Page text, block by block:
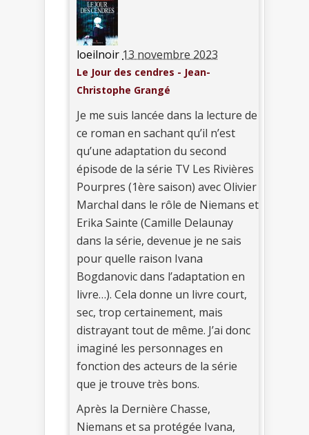
loeilnoir 13 novembre 2023
Le Jour des cendres - Jean-
Christophe Grangé
Je me suis lancée dans la lecture de
ce roman en sachant qu’il n’est
qu’une adaptation du second
épisode de la série TV Les Rivières
Pourpres (1ère saison) avec Olivier
Marchal dans le rôle de Niemans et
Erika Sainte (Camille Delaunay
dans la série, devenue je ne sais
pour quelle raison Ivana
Bogdanovic dans l’adaptation en
livre…). Cela donne un livre court,
sec, trop certainement, mais
distrayant tout de même. J’ai donc
imaginé les personnages en
fonction des acteurs de la série
que je trouve très bons.
Après la Dernière Chasse,
Niemans et sa protégée Ivana,